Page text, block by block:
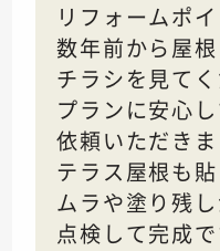
リフォームポ
数年前から屋
チラシを見て
プランに安心
依頼いただきま
テラス屋根も
ムラや塗り残
点検して完成で